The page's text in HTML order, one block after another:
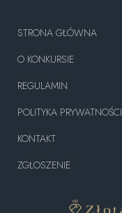
STRONA GŁÓWNA
O KONKURSIE
REGULAMIN
POLITYKA PRYWATNOŚCI
KONTAKT
ZGŁOSZENIE